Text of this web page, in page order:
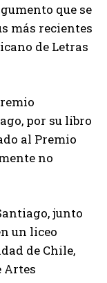
que se
más recientes
de Letras
por su libro
al Premio
no
junto
un liceo
de Chile,
Artes